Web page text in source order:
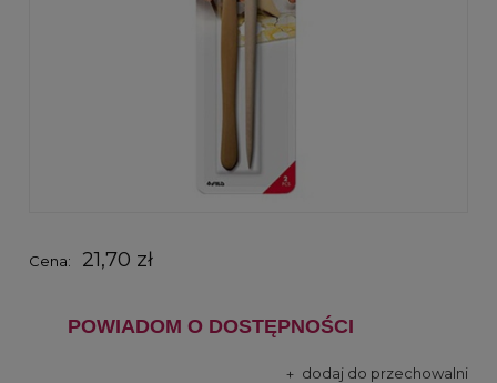
Cena: 21,70 zł
POWIADOM O DOSTĘPNOŚCI
dodaj do przechowalni